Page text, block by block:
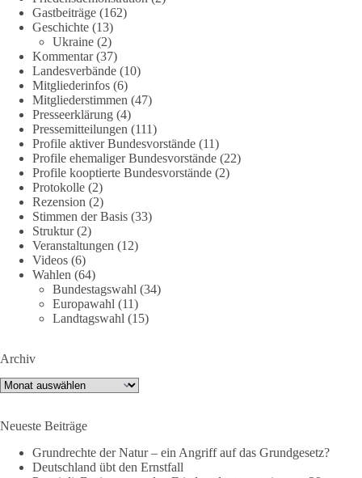
point_righthttps://diebasis-he.de/umfrage-des-monats-august-
2026/point_left
🟩🟩🟦🟦🟥🟥🟧🟧
Quelle:#section-6092974" target="_blank"
rel="noreferrer">https://www.bmvg.de/de/grundlagendokume
nte-strategische-ausrichtung#section
#dieBasis #Umfrage #Verteidigung #Bundeswehr
659 669 26
DieBasis
2 Tage(n) zuvor
💧 Wasser ist kein globales Experiment
Mariana Mazzucato ist Beraterin und Rednerin des World
Economic Forum (WEF). In ihrer Rede zu globalen
Herausforderungen sprach sie sich 2022 dafür aus, bestimmte
Covid-19-„Impfungen“ nicht gelungen ist, die ganze Welt
betrachtet Wasser nun als „globales Gemeingut“.
Gastbeiträge (162)
Geschichte (13)
Ukraine (2)
Kommentar(37)
Landesverbände (10)
Mitgliederinfos (6)
Mitgliederstimmen (47)
Presseerklärung (4)
Pressemitteilungen (111)
Profile aktiver Bundesvorstände (11)
Profile ehemaliger Bundesvorstände (22)
Profile kooptierte Bundesvorstände (2)
Protokolle (2)
Rezension (2)
Stimmen der Basis (33)
Struktur(2)
Veranstaltungen (12)
Videos (6)
Wahlen (64)
Bundestagswahl (34)
Europawahl (11)
Landtagswahl (15)
Archiv
Archiv
Neueste Beiträge
Grundrechte der Natur – ein Angriff auf das Grundgesetz?
Deutschland übt den Ernstfall